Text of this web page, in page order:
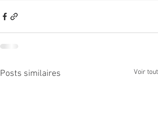
Posts similaires Voir tout